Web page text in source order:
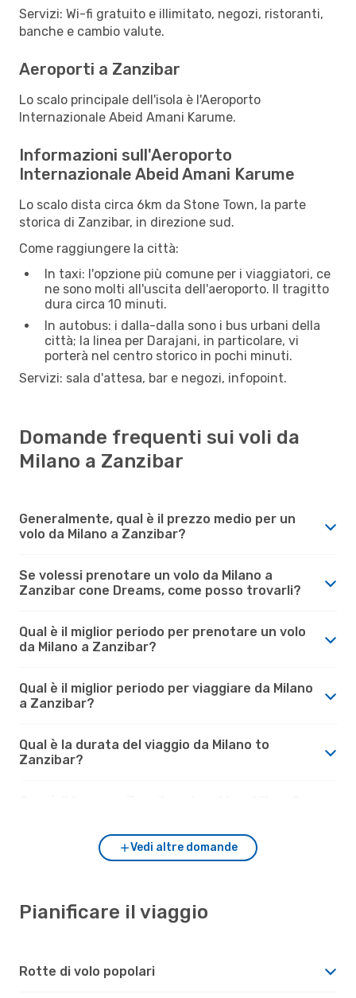
Servizi: Wi-fi gratuito e illimitato, negozi, ristoranti,
banche e cambio valute.
Aeroporti a Zanzibar
Lo scalo principale dell'isola è l'Aeroporto
Internazionale Abeid Amani Karume.
Informazioni sull'Aeroporto
Internazionale Abeid Amani Karume
Lo scalo dista circa 6km da Stone Town, la parte
storica di Zanzibar, in direzione sud.
Come raggiungere la città:
In taxi: l'opzione più comune per i viaggiatori, ce
ne sono molti all'uscita dell'aeroporto. Il tragitto
dura circa 10 minuti.
In autobus: i dalla-dalla sono i bus urbani della
città; la linea per Darajani, in particolare, vi
porterà nel centro storico in pochi minuti.
Servizi: sala d'attesa, bar e negozi, infopoint.
Domande frequenti sui voli da
Milano a Zanzibar
Generalmente, qual è il prezzo medio per un
volo da Milano a Zanzibar?
Se volessi prenotare un volo da Milano a
Zanzibar cone Dreams, come posso trovarli?
Qual è il miglior periodo per prenotare un volo
da Milano a Zanzibar?
Qual è il miglior periodo per viaggiare da Milano
a Zanzibar?
Qual è la durata del viaggio da Milano to
Zanzibar?
Vedi altre domande
Pianificare il viaggio
Rotte di volo popolari